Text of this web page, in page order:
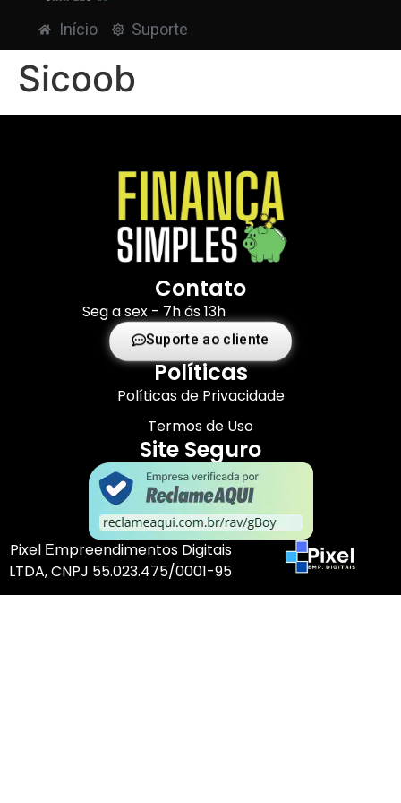
Início Suporte
Sicoob
Contato
Seg a sex - 7h ás 13h
Suporte ao cliente
Políticas
Políticas de Privacidade
Termos de Uso
Site Seguro
Pixel Еmpreendimentos Digitais
LTDA, CNPJ 55.023.475/0001-95